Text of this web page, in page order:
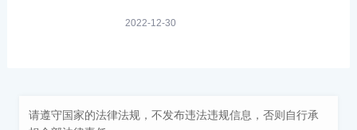
2022-12-30